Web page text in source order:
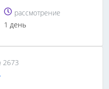
рассмотрение
1 день